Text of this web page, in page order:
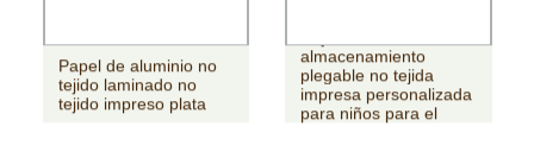
Papel de aluminio no
tejido laminado no
tejido impreso plata
almacenamiento
plegable no tejida
impresa personalizada
para niños para el